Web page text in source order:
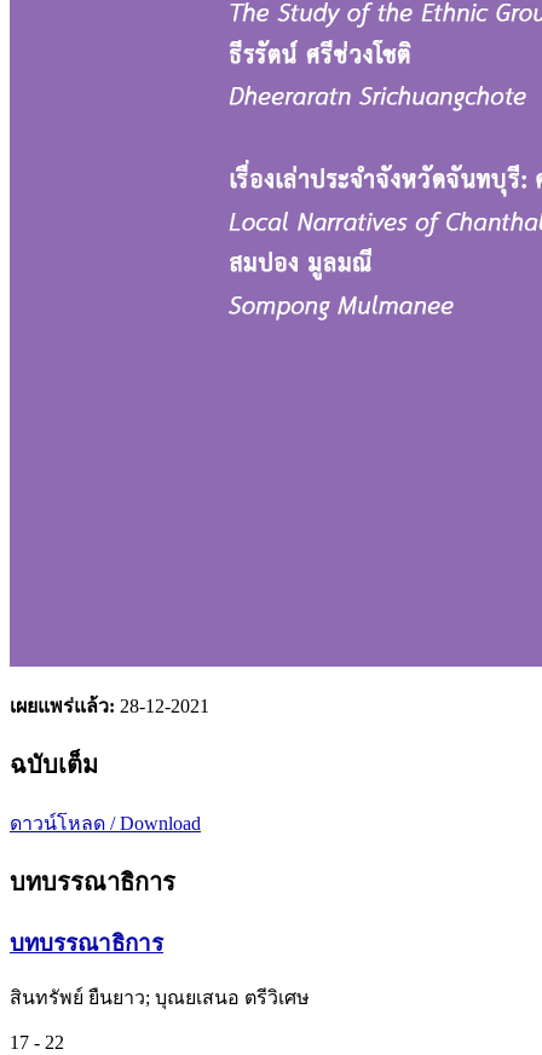
เผยแพร่แล้ว: 28-12-2021
ฉบับเต็ม
ดาวน์โหลด / Download
บทบรรณาธิการ
บทบรรณาธิการ
สินทรัพย์ ยืนยาว; บุณยเสนอ ตรีวิเศษ
17 - 22